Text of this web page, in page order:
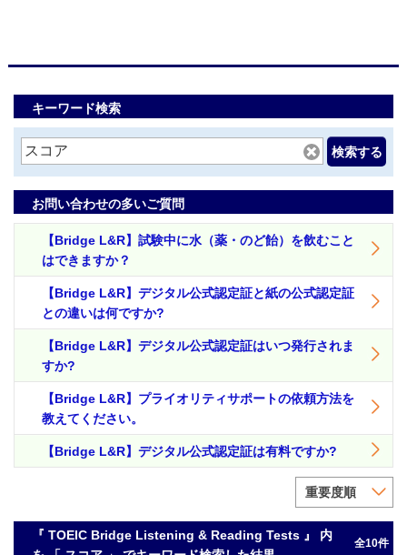
キーワード検索
検索する
お問い合わせの多いご質問
【Bridge L&R】試験中に水（薬・のど飴）を飲むこと
はできますか？
【Bridge L&R】デジタル公式認定証と紙の公式認定証
との違いは何ですか?
【Bridge L&R】デジタル公式認定証はいつ発行されま
すか?
【Bridge L&R】プライオリティサポートの依頼方法を
教えてください。
【Bridge L&R】デジタル公式認定証は有料ですか?
重要度順
『 TOEIC Bridge Listening & Reading Tests 』 内
全10件